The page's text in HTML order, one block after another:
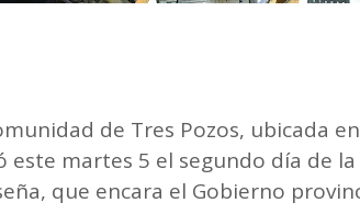
de Tres Pozos, ubicada
este martes 5 el segundo día de
que encara el Gobierno